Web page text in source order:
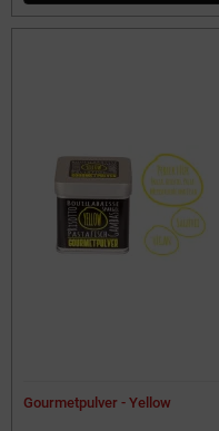
Gourmetpulver - Yellow